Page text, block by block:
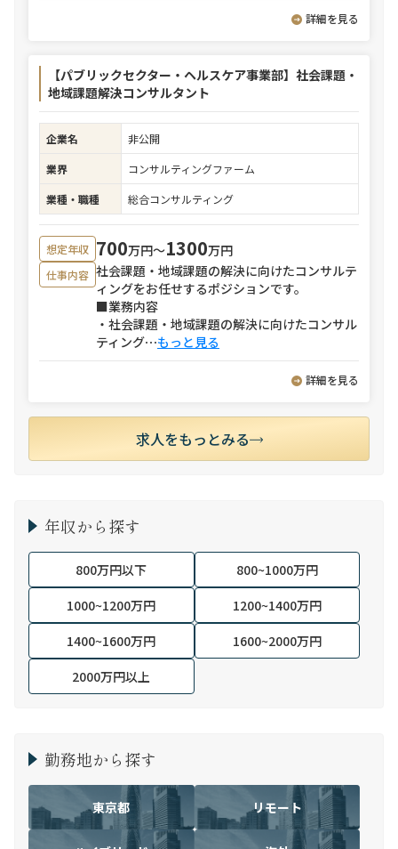
詳細を見る
【パブリックセクター・ヘルスケア事業部】社会課題・
地域課題解決コンサルタント
企業名
非公開
業界
コンサルティングファーム
業種・職種
総合コンサルティング
想定年収 700万円〜1300万円
仕事内容 社会課題・地域課題の解決に向けたコンサルテ
ィングをお任せするポジションです。
■業務内容
・社会課題・地域課題の解決に向けたコンサル
ティング⋯もっと見る
詳細を見る
求人をもっとみる
年収から探す
800万円以下
800~1000万円
1000~1200万円
1200~1400万円
1400~1600万円
1600~2000万円
2000万円以上
勤務地から探す
東京都 リモート